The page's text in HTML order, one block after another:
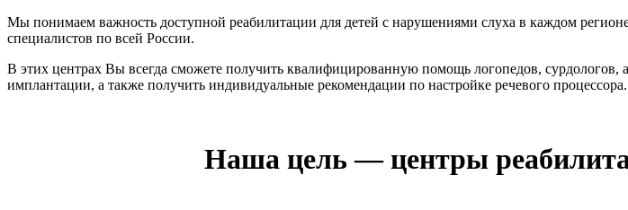
Мы понимаем важность доступной реабилитации для детей с нарушениями слуха в каждом
специалистов по всей России.
В этих центрах Вы всегда сможете получить квалифицированную помощь логопедов, сурдологов,
имплантации, а также получить индивидуальные рекомендации по настройке речевого процессора.
Наша цель — центры